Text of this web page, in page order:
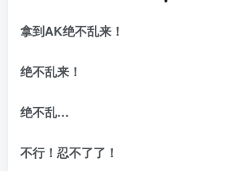
拿到AK绝不乱来！
绝不乱来！
绝不乱…
不行！忍不了了！